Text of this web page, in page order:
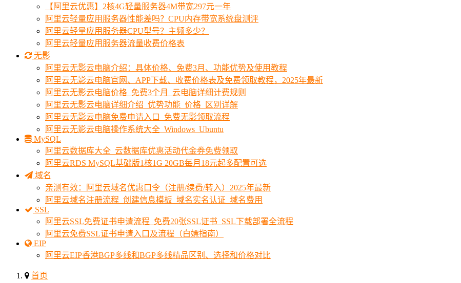
【阿里云优惠】2核4G轻量服务器4M带宽297元一年
阿里云轻量应用服务器性能差吗？CPU内存带宽系统盘测评
阿里云轻量应用服务器CPU型号？主频多少？
阿里云轻量应用服务器流量收费价格表
无影
阿里云无影云电脑介绍：具体价格、免费3月、功能优势及使用教程
阿里云无影云电脑官网、APP下载、收费价格表及免费领取教程，2025年最新
阿里云无影云电脑价格_免费3个月_云电脑详细计费规则
阿里云无影云电脑详细介绍_优势功能_价格_区别详解
阿里云无影云电脑免费申请入口_免费无影领取流程
阿里云无影云电脑操作系统大全_Windows_Ubuntu
MySQL
阿里云数据库大全_云数据库优惠活动代金券免费领取
阿里云RDS MySQL基础版1核1G 20GB每月18元起多配置可选
域名
亲测有效：阿里云域名优惠口令（注册/续费/转入）2025年最新
阿里云域名注册流程_创建信息模板_域名实名认证_域名费用
SSL
阿里云SSL免费证书申请流程_免费20张SSL证书_SSL下载部署全流程
阿里云免费SSL证书申请入口及流程（白嫖指南）
EIP
阿里云EIP香港BGP多线和BGP多线精品区别、选择和价格对比
首页